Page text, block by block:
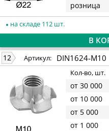
розница
на складе 112 шт.
В
12 Артикул: DIN1624-M10
Кол-во, шт.
от 30 000
от 10 000
от 5 000
от 1 000